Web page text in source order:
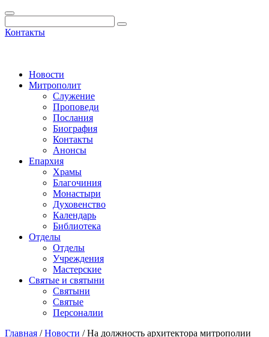
Контакты
Новости
Митрополит
Служение
Проповеди
Послания
Биография
Контакты
Анонсы
Епархия
Храмы
Благочиния
Монастыри
Духовенство
Календарь
Библиотека
Отделы
Отделы
Учреждения
Мастерские
Святые и святыни
Cвятыни
Cвятые
Персоналии
Главная /Новости /На должность архитектора митрополии